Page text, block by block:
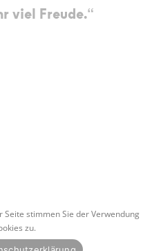
viel Freude.“
|Datenschutzerklärung
stimmen Sie der Verwendung
zu.